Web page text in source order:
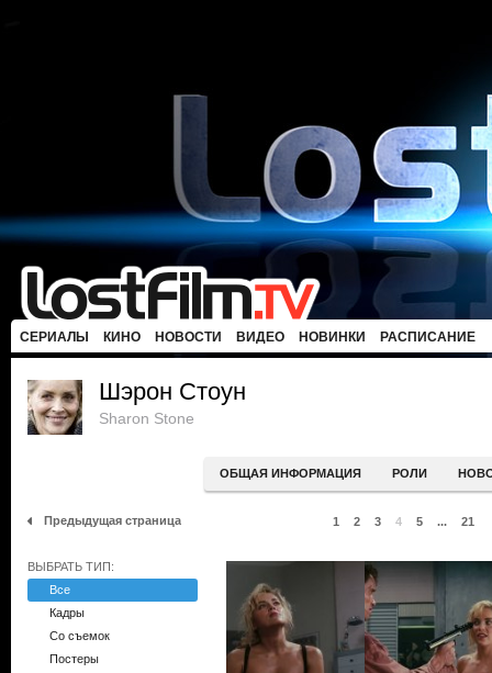
СЕРИАЛЫ КИНО НОВОСТИ ВИДЕО НОВИНКИ РАСПИСАНИЕ
Шэрон Стоун
Sharon Stone
ОБЩАЯ ИНФОРМАЦИЯ РОЛИ
Предыдущая страница 1 2 3 4 5 ... 21
ВЫБРАТЬ ТИП:
Все
Кадры
Со съемок
Постеры